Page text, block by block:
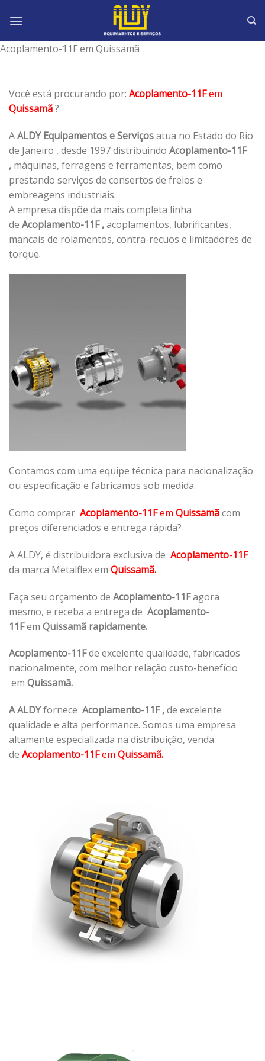
Acoplamento-11F em Quissamã
Você está procurando por: Acoplamento-11Fem
Quissamã?
AALDY Equipamentos e Serviçosatua no Estado do Rio
de Janeiro , desde 1997 distribuindo Acoplamento-11F
, máquinas, ferragens e ferramentas, bem como
prestando serviços de consertos de freios e
embreagens industriais.
A empresa dispõe da mais completa linha
de Acoplamento-11F ,acoplamentos, lubrificantes,
mancais de rolamentos, contra-recuos e limitadores de
torque.
Contamos com uma equipe técnica para nacionalização
ou especificação e fabricamos sob medida.
Como comprar Acoplamento-11Fem Quissamãcom
preços diferenciados e entrega rápida?
A ALDY, é distribuidora exclusiva de Acoplamento-11F
da marca Metalflex em Quissamã.
Faça seu orçamento de Acoplamento-11Fagora
mesmo, e receba a entrega de Acoplamento-
11Fem Quissamã rapidamente.
Acoplamento-11Fde excelente qualidade, fabricados
nacionalmente, com melhor relação custo-benefício
em Quissamã.
A ALDYfornece Acoplamento-11F ,de excelente
qualidade e alta performance. Somos uma empresa
altamente especializada na distribuição, venda
de Acoplamento-11Fem Quissamã.